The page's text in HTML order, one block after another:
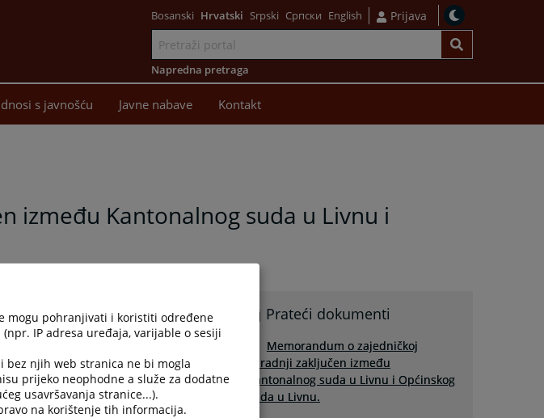
Bosanski Hrvatski Srpski Српски English Prijava
Napredna pretraga
s javnošću Javne nabave Kontakt
između Kantonalnog suda u Livnu i
suda u Livnu. Prateći dokumenti
Memorandum o zajedničkoj
suradnji zaključen između
Kantonalnog suda u Livnu i Općinskog
suda u Livnu.
mogu pohranjivati i koristiti određene
IP adresa uređaja, varijable o sesiji
bez njih web stranica ne bi mogla
prijeko neophodne a služe za dodatne
usavršavanja stranice...).
na korištenje tih informacija.